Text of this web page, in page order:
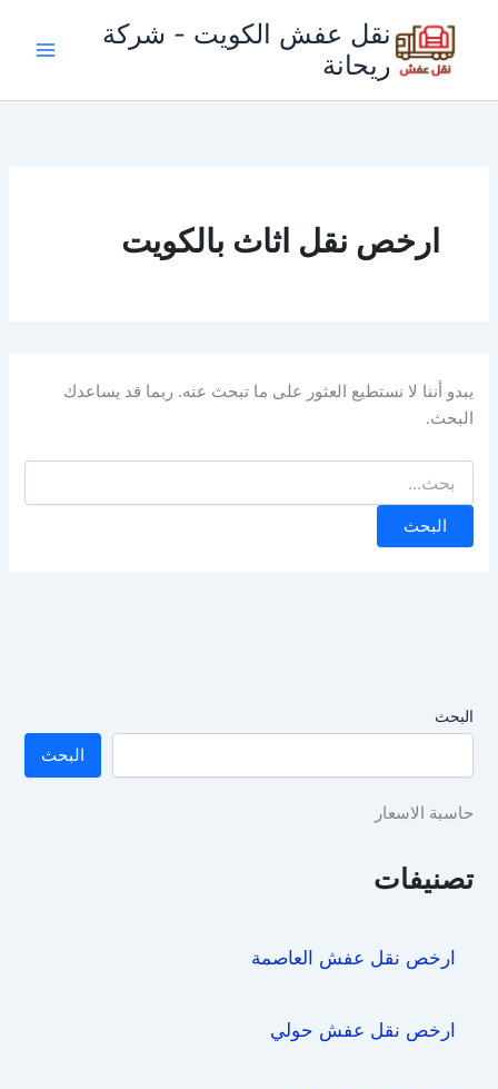
المحتوى
نقل عفش الكويت - شركة
ريحانة
ارخص نقل اثاث بالكويت
يبدو أننا لا نستطيع العثور على ما تبحث عنه. ربما قد يساعدك
البحث.
عن:
البحث
البحث
حاسبة الاسعار
تصنيفات
ارخص نقل عفش العاصمة
ارخص نقل عفش حولي